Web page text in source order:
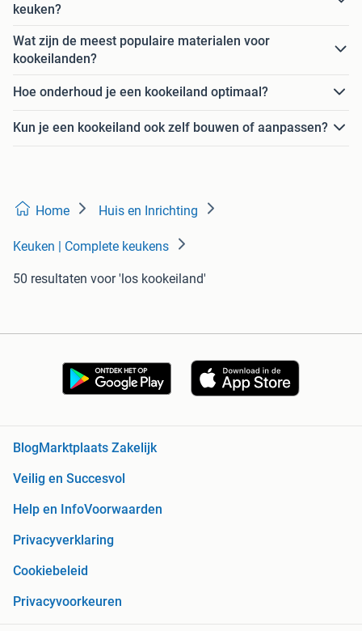
keuken?
Wat zijn de meest populaire materialen voor
kookeilanden?
Hoe onderhoud je een kookeiland optimaal?
Kun je een kookeiland ook zelf bouwen of aanpassen?
Home Huis en Inrichting
Keuken | Complete keukens
50 resultaten voor 'los kookeiland'
BlogMarktplaats Zakelijk
Veilig en Succesvol
Help en InfoVoorwaarden
Privacyverklaring
Cookiebeleid
Privacyvoorkeuren